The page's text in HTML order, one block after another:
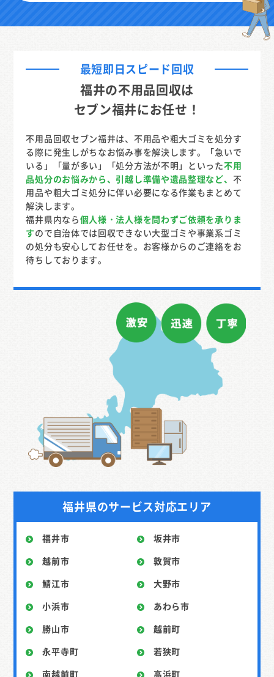
最短即日スピード回収
福井の不用品回収は
セブン福井にお任せ！
不用品回収セブン福井は、不用品や粗大ゴミを処分す
る際に発生しがちなお悩み事を解決します。「急いで
いる」「量が多い」「処分方法が不明」といった不用
品処分のお悩みから、引越し準備や遺品整理など、 不
用品や粗大ゴミ処分に伴い必要になる作業もまとめて
解決します。
福井県内なら個人様・法人様を問わずご依頼を承りま
すので自治体では回収できない大型ゴミや事業系ゴミ
の処分も安心してお任せを。お客様からのご連絡をお
待ちしております。
福井県のサービス対応エリア
福井市
坂井市
越前市
敦賀市
鯖江市
大野市
小浜市
あわら市
勝山市
越前町
永平寺町
若狭町
南越前町
高浜町